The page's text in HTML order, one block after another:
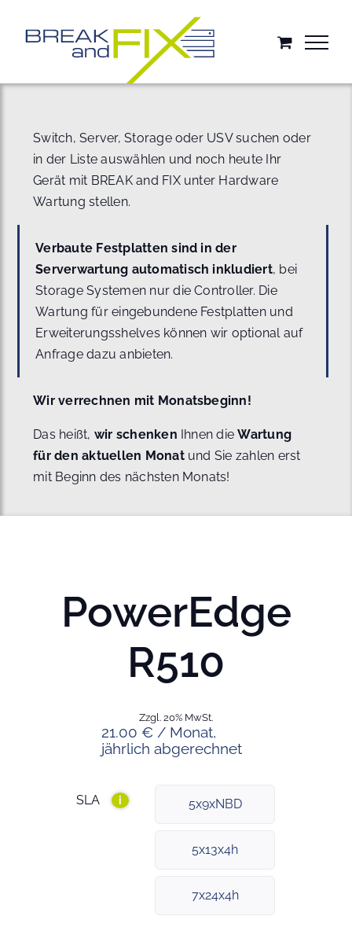
springen
Switch, Server, Storage oder USV suchen oder
in der Liste auswählen und noch heute Ihr
Gerät mit BREAK and FIX unter Hardware
Wartung stellen.
Verbaute Festplatten sind in der
Serverwartung automatisch inkludiert, bei
Storage Systemen nur die Controller. Die
Wartung für eingebundene Festplatten und
Erweiterungsshelves können wir optional auf
Anfrage dazu anbieten.
Wir verrechnen mit Monatsbeginn!
Das heißt, wir schenken Ihnen dieWartung
für den aktuellen Monat und Sie zahlen erst
mit Beginn des nächsten Monats!
PowerEdge
R510
21.00 € / Monat,
jährlich abgerechnet
Zzgl. 20% MwSt.
SLA i 5x9xNBD
5x13x4h
7x24x4h